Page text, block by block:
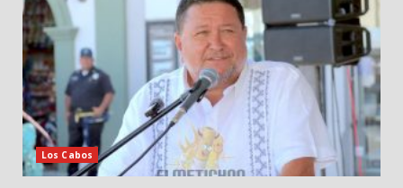
Los Cabos